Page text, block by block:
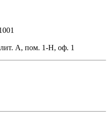
А, пом. 1-Н, оф. 1